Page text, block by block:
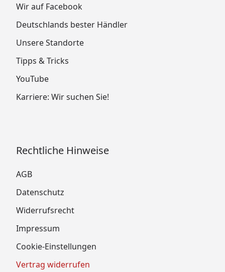
Wir auf Facebook
Deutschlands bester Händler
Unsere Standorte
Tipps & Tricks
YouTube
Karriere: Wir suchen Sie!
Rechtliche Hinweise
AGB
Datenschutz
Widerrufsrecht
Impressum
Cookie-Einstellungen
Vertrag widerrufen